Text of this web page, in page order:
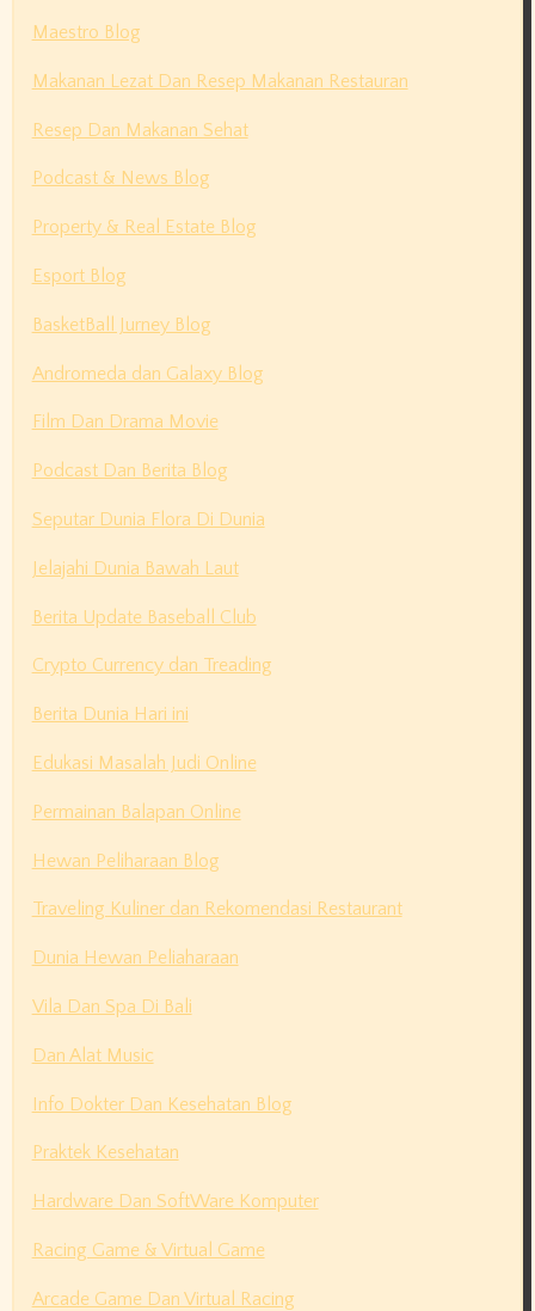
Maestro Blog
Makanan Lezat Dan Resep Makanan Restauran
Resep Dan Makanan Sehat
Podcast & News Blog
Property & Real Estate Blog
Esport Blog
BasketBall Jurney Blog
Andromeda dan Galaxy Blog
Film Dan Drama Movie
Podcast Dan Berita Blog
Seputar Dunia Flora Di Dunia
Jelajahi Dunia Bawah Laut
Berita Update Baseball Club
Crypto Currency dan Treading
Berita Dunia Hari ini
Edukasi Masalah Judi Online
Permainan Balapan Online
Hewan Peliharaan Blog
Traveling Kuliner dan Rekomendasi Restaurant
Dunia Hewan Peliaharaan
Vila Dan Spa Di Bali
Dan Alat Music
Info Dokter Dan Kesehatan Blog
Praktek Kesehatan
Hardware Dan SoftWare Komputer
Racing Game & Virtual Game
Arcade Game Dan Virtual Racing